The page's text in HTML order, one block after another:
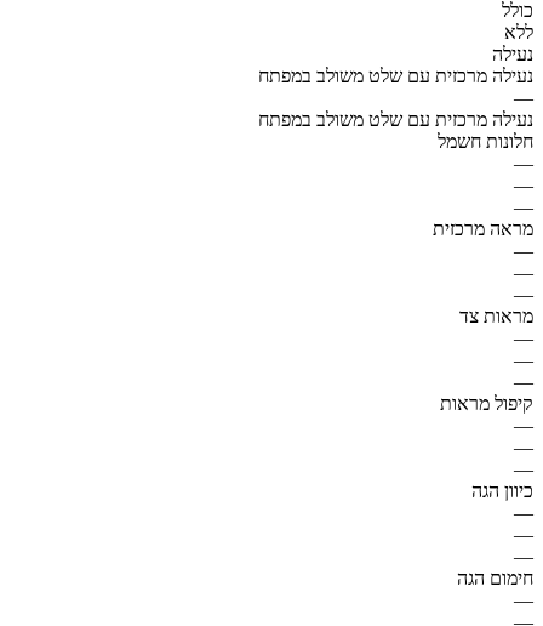
כולל
ללא
נעילה
נעילה מרכזית עם שלט משולב במפתח
—
נעילה מרכזית עם שלט משולב במפתח
חלונות חשמל
—
—
—
מראה מרכזית
—
—
—
מראות צד
—
—
—
קיפול מראות
—
—
—
כיוון הגה
—
—
—
חימום הגה
—
—